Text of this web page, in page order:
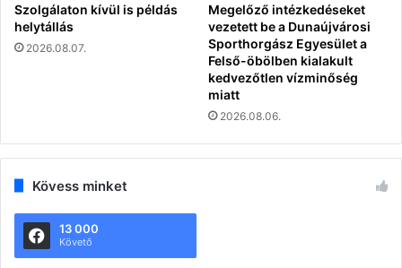
Szolgálaton kívül is példás
helytállás
2026.08.07.
Megelőző intézkedéseket
vezetett be a Dunaújvárosi
Sporthorgász Egyesület a
Felső-öbölben kialakult
kedvezőtlen vízminőség
miatt
2026.08.06.
Kövess minket
13 000
Követő